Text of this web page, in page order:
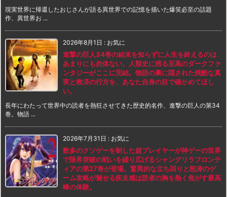
現実世界に帰還したおじさんが語る異世界での記憶を描いた爆笑必至の話題
作、異世界お ...
2026年8月1日 : お気に
進撃の巨人34巻の結末を知らずに人生を終えるのは
あまりにも勿体ない。人類史に残る至高のダークファ
ンタジーがここに完結。物語の裏に隠された残酷な真
実と救済の行方を、あなた自身の目で確かめてほし
い。
長年にわたって世界中の読者を熱狂させてきた歴史的名作、進撃の巨人の第34
巻。物語 ...
2026年7月31日 : お気に
数多のクソゲーを制した超プレイヤーが神ゲーの世界
で限界突破の戦いを繰り広げるシャングリラフロンテ
ィアの第27巻が登場。驚異的な立ち回りと怒涛のゲ
ーム攻略が魅せる疾走感は読者の胸を熱く焦がす最高
峰の体験。